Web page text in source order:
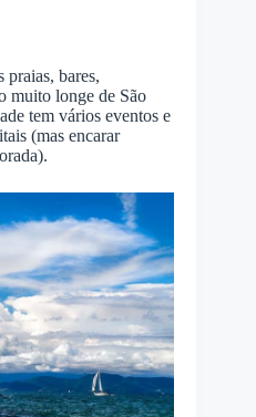
praias, bares,
muito longe de São
tem vários eventos e
(mas encarar